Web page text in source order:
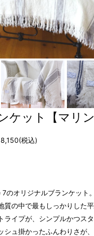
ケット【マリン
税込)
のオリジナルブランケット
質の中で最もしっかりした
ライプが、シンプルかつス
シュ掛かったふんわりさが